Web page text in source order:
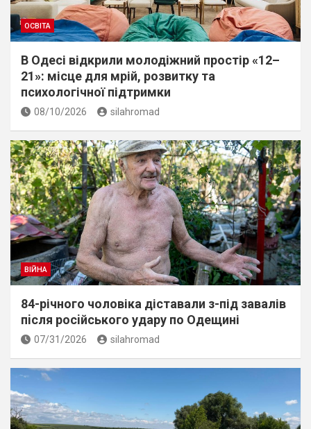
ОСВІТА
В Одесі відкрили молодіжний простір «12–
21»: місце для мрій, розвитку та
психологічної підтримки
08/10/2026 silahromad
ВІЙНА
84-річного чоловіка діставали з-під завалів
пiсля росiйського удару по Одещині
07/31/2026 silahromad